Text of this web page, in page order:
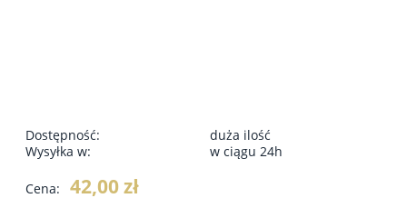
Dostępność:
duża ilość
Wysyłka w:
w ciągu 24h
Cena: 42,00 zł